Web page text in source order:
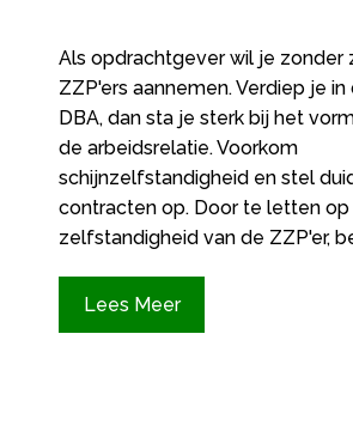
Als opdrachtgever wil je zonder
ZZP'ers aannemen. Verdiep je
DBA, dan sta je sterk bij het
de arbeidsrelatie. Voorkom
schijnzelfstandigheid en stel
contracten op. Door te letten op
zelfstandigheid van de ZZP'er,
Lees Meer